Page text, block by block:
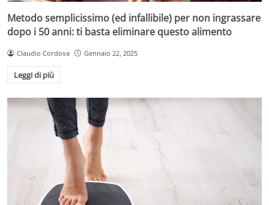
Metodo semplicissimo (ed infallibile) per non ingrassare
dopo i 50 anni: ti basta eliminare questo alimento
Claudio Cordova Gennaio 22, 2025
Leggi di più